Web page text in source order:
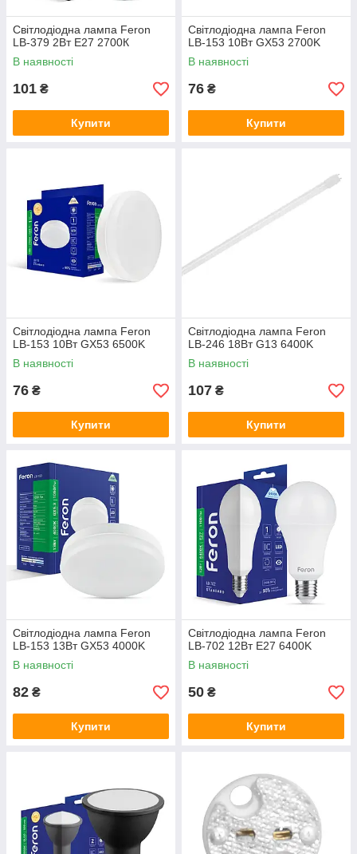
Світлодіодна лампа Feron
LB-379 2Вт E27 2700К
В наявності
101 ₴
Купити
Світлодіодна лампа Feron
LB-153 10Вт GX53 2700K
В наявності
76 ₴
Купити
Світлодіодна лампа Feron
LB-153 10Вт GX53 6500K
В наявності
76 ₴
Купити
Світлодіодна лампа Feron
LB-246 18Вт G13 6400K
В наявності
107 ₴
Купити
Світлодіодна лампа Feron
LB-153 13Вт GX53 4000K
В наявності
82 ₴
Купити
Світлодіодна лампа Feron
LB-702 12Вт E27 6400K
В наявності
50 ₴
Купити